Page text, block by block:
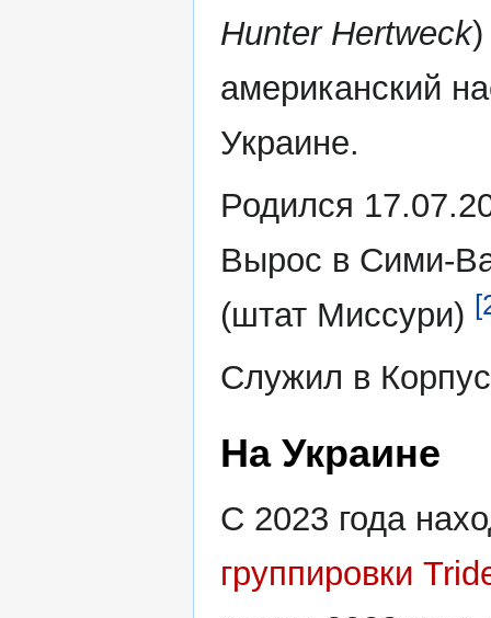
Hunter Hertweck
американский
Украине.
Родился
Вырос в Сими-
(штат Миссури)
Служил в
На Украине
С 2023 года
группировки